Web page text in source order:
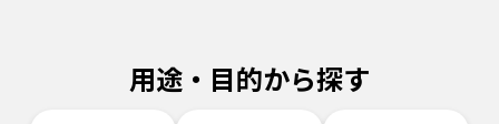
用途・目的から探す